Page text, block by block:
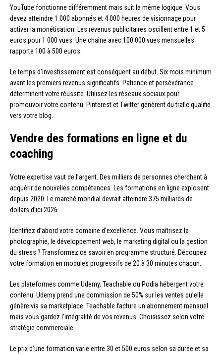
YouTube fonctionne différemment mais suit la même logique. Vous
devez atteindre 1 000 abonnés et 4 000 heures de visionnage pour
activer la monétisation. Les revenus publicitaires oscillent entre 1 et 5
euros pour 1 000 vues. Une chaîne avec 100 000 vues mensuelles
rapporte 100 à 500 euros.
Le temps d’investissement est conséquent au début. Six mois minimum
avant les premiers revenus significatifs. Patience et persévérance
déterminent votre réussite. Utilisez les réseaux sociaux pour
promouvoir votre contenu. Pinterest et Twitter génèrent du trafic qualifié
vers votre blog.
Vendre des formations en ligne et du
coaching
Votre expertise vaut de l’argent. Des milliers de personnes cherchent à
acquérir de nouvelles compétences. Les formations en ligne explosent
depuis 2020. Le marché mondial devrait atteindre 375 milliards de
dollars d’ici 2026.
Identifiez d’abord votre domaine d’excellence. Vous maîtrisez la
photographie, le développement web, le marketing digital ou la gestion
du stress ? Transformez ce savoir en programme structuré. Découpez
votre formation en modules progressifs de 20 à 30 minutes chacun.
Les plateformes comme Udemy, Teachable ou Podia hébergent votre
contenu. Udemy prend une commission de 50% sur les ventes qu’elle
génère via sa marketplace. Teachable facture un abonnement mensuel
mais vous gardez l’intégralité de vos revenus. Choisissez selon votre
stratégie commerciale.
Le prix d’une formation varie entre 30 et 500 euros selon sa durée et sa